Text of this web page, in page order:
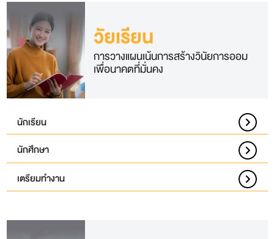
วัยเรียน
การวางแผนเน้นการสร้างวินัยการออม
เพื่อนาคตที่มั่นคง
นักเรียน
นักศึกษา
เตรียมทำงาน